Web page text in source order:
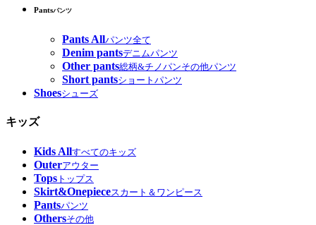
Pantsパンツ
Pants Allパンツ全て
Denim pantsデニムパンツ
Other pants総柄&チノパンその他パンツ
Short pantsショートパンツ
Shoesシューズ
キッズ
Kids Allすべてのキッズ
Outerアウター
Tops トップス
Skirt&Onepieceスカート＆ワンピース
Pantsパンツ
Othersその他